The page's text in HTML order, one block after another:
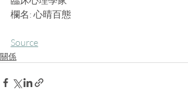
欄名: 心晴百態
Source
關係